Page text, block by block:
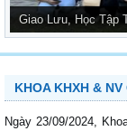
Giao Lưu, Học Tập
KHOA KHXH &
Ngày 23/09/2024,